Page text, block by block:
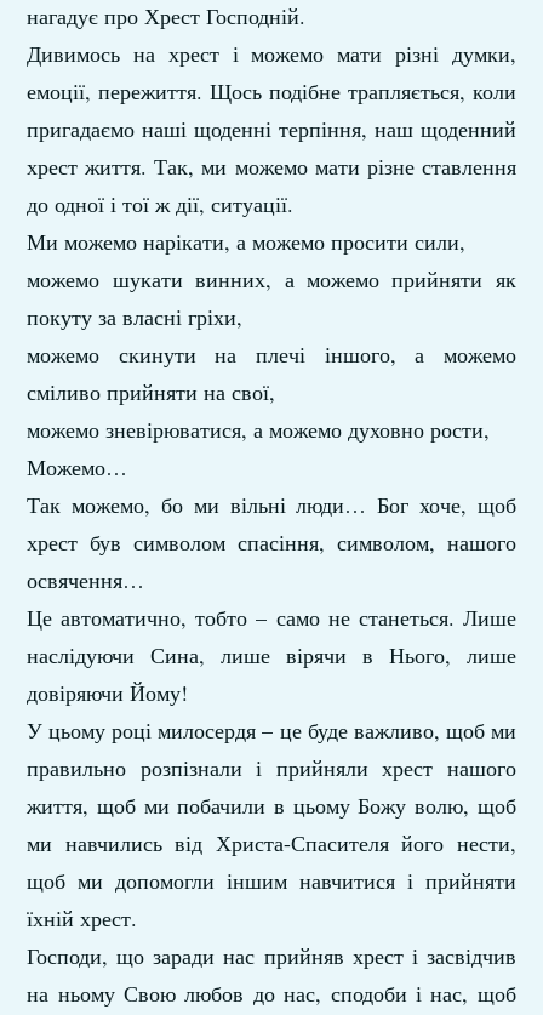
нагадує про Хрест Господній.
Дивимось на хрест і можемо мати різні думки,
емоції, пережиття. Щось подібне трапляється, коли
пригадаємо наші щоденні терпіння, наш щоденний
хрест життя. Так, ми можемо мати різне ставлення
до одної і тої ж дії, ситуації.
Ми можемо нарікати, а можемо просити сили,
можемо шукати винних, а можемо прийняти як
покуту за власні гріхи,
можемо скинути на плечі іншого, а можемо
сміливо прийняти на свої,
можемо зневірюватися, а можемо духовно рости,
Можемо…
Так можемо, бо ми вільні люди… Бог хоче, щоб
хрест був символом спасіння, символом, нашого
освячення…
Це автоматично, тобто – само не станеться. Лише
наслідуючи Сина, лише вірячи в Нього, лише
довіряючи Йому!
У цьому році милосердя – це буде важливо, щоб ми
правильно розпізнали і прийняли хрест нашого
життя, щоб ми побачили в цьому Божу волю, щоб
ми навчились від Христа-Спасителя його нести,
щоб ми допомогли іншим навчитися і прийняти
їхній хрест.
Господи, що заради нас прийняв хрест і засвідчив
на ньому Свою любов до нас, сподоби і нас, щоб